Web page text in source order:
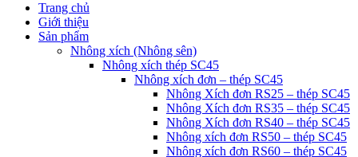
Trang chủ
Giới thiệu
Sản phẩm
Nhông xích (Nhông sên)
Nhông xích thép SC45
Nhông xích đơn – thép SC45
Nhông Xích đơn RS25 – thép SC45
Nhông Xích đơn RS35 – thép SC45
Nhông Xích đơn RS40 – thép SC45
Nhông xích đơn RS50 – thép SC45
Nhông xích đơn RS60 – thép SC45